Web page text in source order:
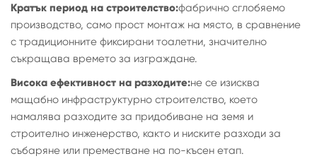
Кратък период на строителство:фабрично сглобяемо
производство, само прост монтаж на място, в сравнение
с традиционните фиксирани тоалетни, значително
съкращава времето за изграждане.
Висока ефективност на разходите:не се изисква
мащабно инфраструктурно строителство, което
намалява разходите за придобиване на земя и
строително инженерство, както и ниските разходи за
събаряне или преместване на по-късен етап.